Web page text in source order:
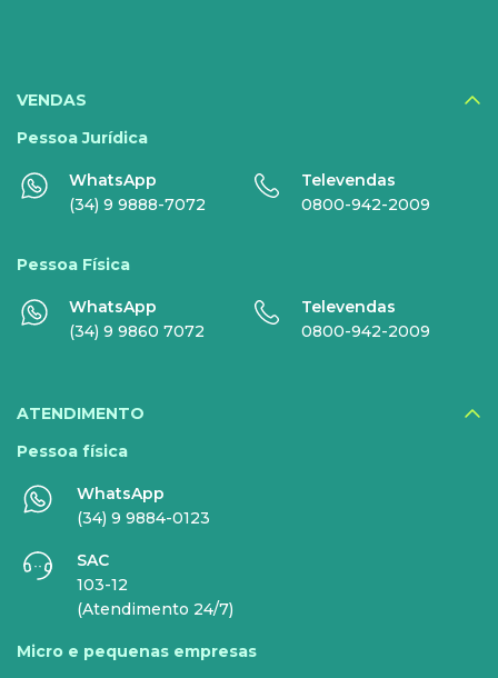
DIGITAIS
Disney+
Nomo Music
Sky+
HBO Max
Veja todos serviços
EMPRESAS
INTERNET
Internet Fibra
Comunicação de Dados
VENDAS
Pessoa Jurídica
WhatsApp
(34) 9 9888-7072
Televendas
0800-942-2009
Pessoa Física
WhatsApp
(34) 9 9860 7072
Televendas
0800-942-2009
ATENDIMENTO
Pessoa física
WhatsApp
(34) 9 9884-0123
SAC
103-12
(Atendimento 24/7)
Micro e pequenas empresas